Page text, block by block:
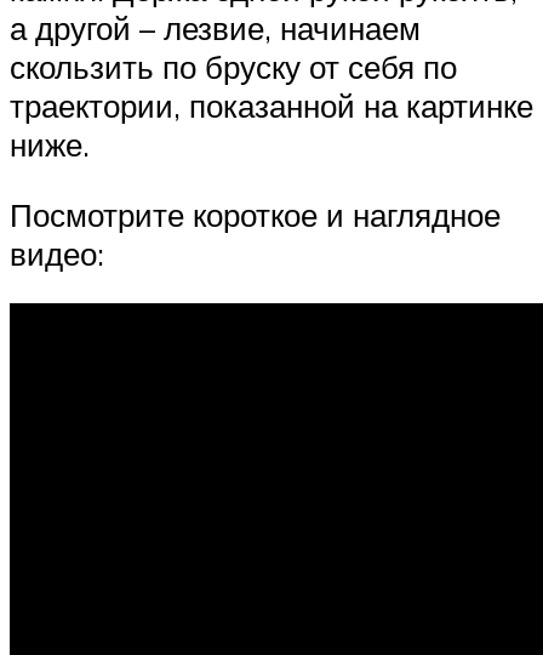
а другой – лезвие, начинаем
скользить по бруску от себя по
траектории, показанной на картинке
ниже.
Посмотрите короткое и наглядное
видео: